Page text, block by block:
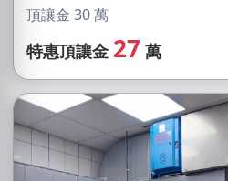
頂讓金 30萬
特惠頂讓金 27 萬